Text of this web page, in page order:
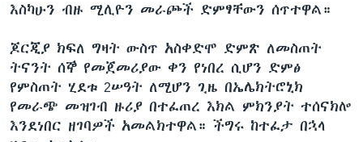
እስካሁን ብዙ ሚሊዮን መራጮች ድምፃቸውን ሰጥተዋል።
ጆርጂያ ክፍለ ግዛት ውስጥ አስቀድሞ ድምጽ ለመስጠት
ትናንት ሰኞ የመጀመሪያው ቀን የነበረ ሲሆን ድምፅ
የምስጠት ሂደቱ 2ሠዓት ለሚሆን ጊዜ በኤሌክትሮኒክ
የመራጭ መዝገብ ዙሪያ በተፈጠረ እክል ምክንያት ተሰናክሎ
እንደነበር ዘገባዎች አመልክተዋል። ችግሩ ከተፈታ በኋላ